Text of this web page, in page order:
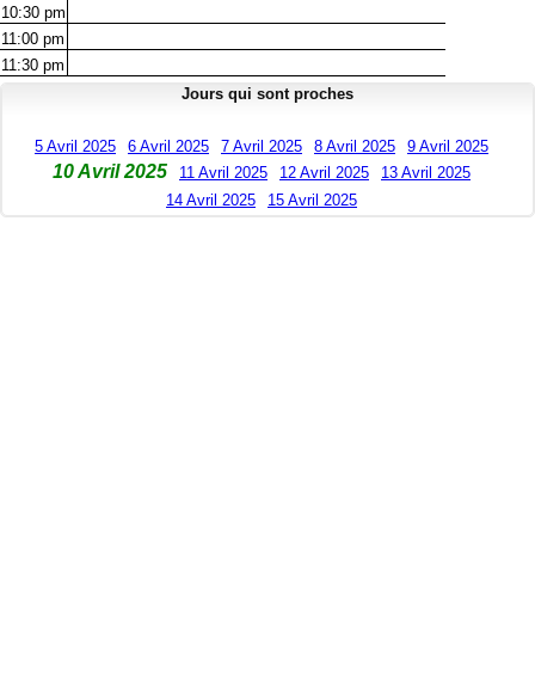
10:30 pm
11:00 pm
11:30 pm
Jours qui sont proches
5 Avril 2025 6 Avril 2025 7 Avril 2025 8 Avril 2025 9 Avril 2025
10 Avril 2025 11 Avril 2025 12 Avril 2025
13 Avril 2025
14 Avril 2025
15 Avril 2025